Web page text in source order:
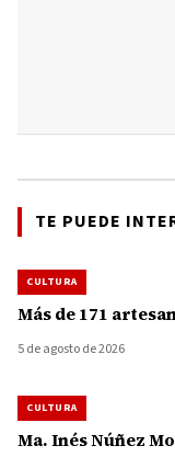
TE PUEDE
CULTURA
Más de 171
5 de agosto de 2026
CULTURA
Ma. Inés Núñez